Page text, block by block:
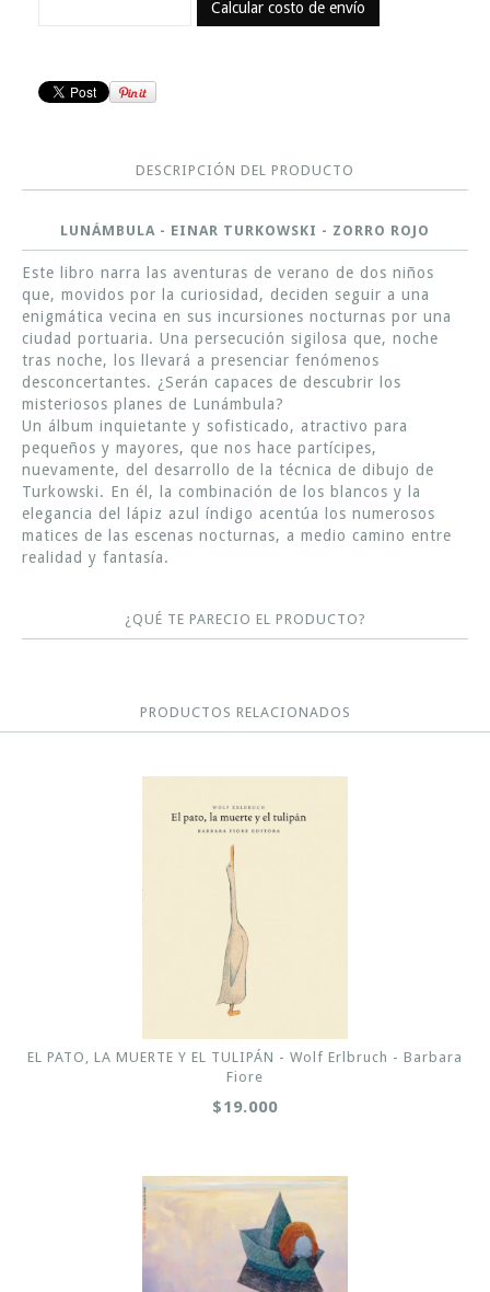
Calcular costo de envío
DESCRIPCIÓN DEL PRODUCTO
LUNÁMBULA - EINAR TURKOWSKI - ZORRO ROJO
Este libro narra las aventuras de verano de dos niños
que, movidos por la curiosidad, deciden seguir a una
enigmática vecina en sus incursiones nocturnas por una
ciudad portuaria. Una persecución sigilosa que, noche
tras noche, los llevará a presenciar fenómenos
desconcertantes. ¿Serán capaces de descubrir los
misteriosos planes de Lunámbula?
Un álbum inquietante y sofisticado, atractivo para
pequeños y mayores, que nos hace partícipes,
nuevamente, del desarrollo de la técnica de dibujo de
Turkowski. En él, la combinación de los blancos y la
elegancia del lápiz azul índigo acentúa los numerosos
matices de las escenas nocturnas, a medio camino entre
realidad y fantasía.
¿QUÉ TE PARECIO EL PRODUCTO?
PRODUCTOS RELACIONADOS
EL PATO, LA MUERTE Y EL TULIPÁN - Wolf Erlbruch - Barbara
Fiore
$19.000